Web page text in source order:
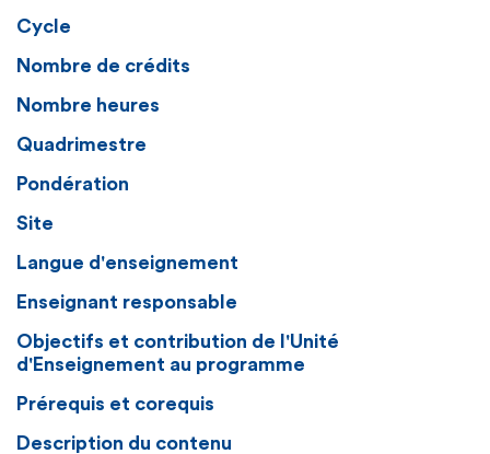
Cycle
Nombre de crédits
Nombre heures
Quadrimestre
Pondération
Site
Langue d'enseignement
Enseignant responsable
Objectifs et contribution de l'Unité
d'Enseignement au programme
Prérequis et corequis
Description du contenu